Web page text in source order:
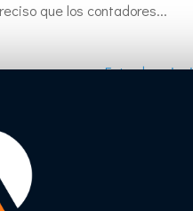
que los contadores...
Entradas